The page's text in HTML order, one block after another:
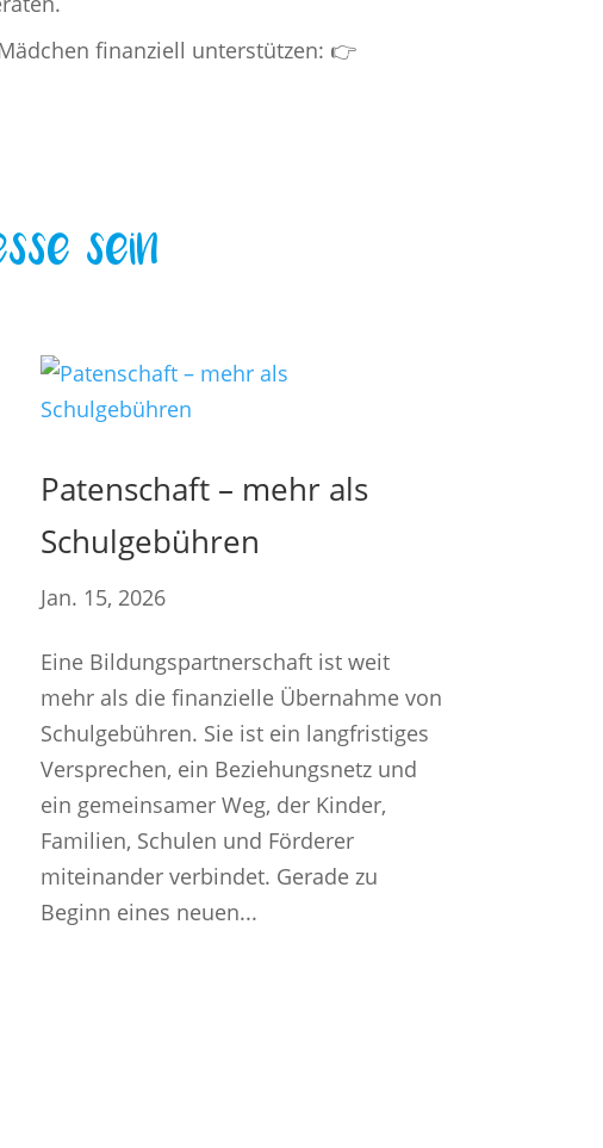
finanziell unterstützen: 👉
sein
Patenschaft – mehr als
Schulgebühren
Jan. 15, 2026
Eine Bildungspartnerschaft ist weit
mehr als die finanzielle Übernahme von
Schulgebühren. Sie ist ein langfristiges
Versprechen, ein Beziehungsnetz und
ein gemeinsamer Weg, der Kinder,
Familien, Schulen und Förderer
miteinander verbindet. Gerade zu
Beginn eines neuen...